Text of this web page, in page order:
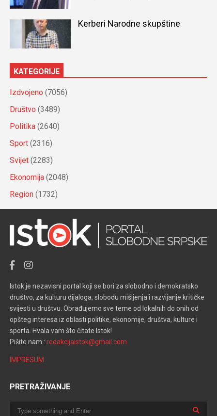
Kerberi Narodne skupštine
KATEGORIJE
Izdvojeno (7056)
Društvo (3489)
Politika (2640)
Sport (2316)
Svijet (2283)
Ekonomija (2048)
Region (1732)
Istok je nezavisni portal koji se bori za slobodno i demokratsko
društvo, za kulturu dijaloga, slobodu mišljenja i razvijanje kritičke
svijesti u društvu. Obrađujemo sve teme od lokalnih do onih od
opšteg interesa iz oblasti politike, ekonomije, društva, kulture i
sporta. Hvala vam što čitate Istok!
Pišite nam : redakcijaistok@gmail.com
IMPRESUM
PRETRAŽIVANJE